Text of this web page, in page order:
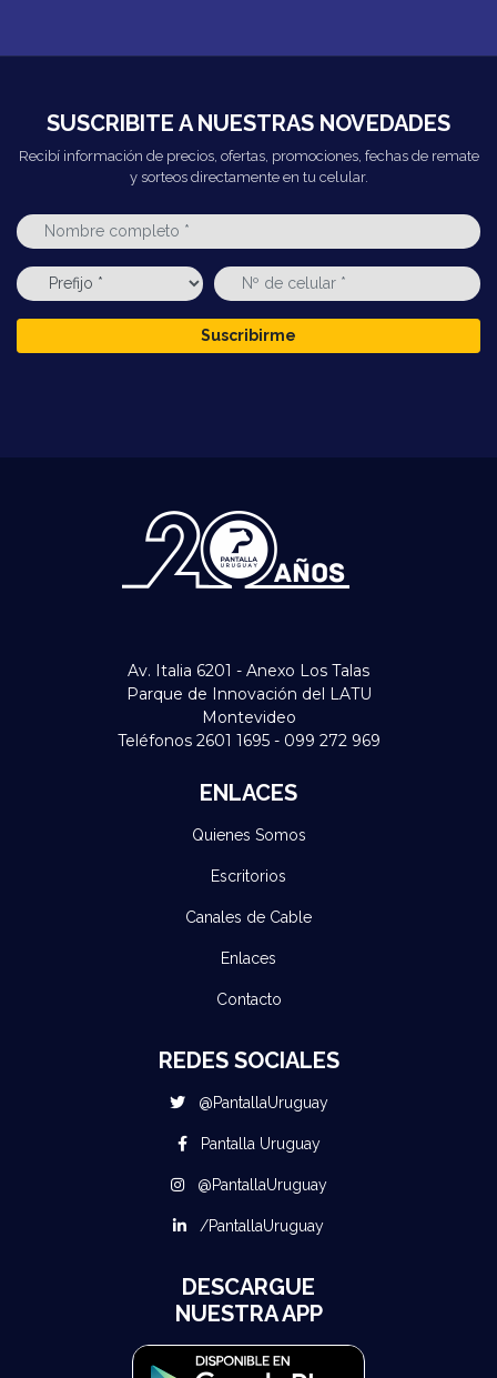
SUSCRIBITE A NUESTRAS NOVEDADES
Recibí información de precios, ofertas, promociones, fechas de remate
y sorteos directamente en tu celular.
Suscribirme
Av. Italia 6201 - Anexo Los Talas
Parque de Innovación del LATU
Montevideo
Teléfonos 2601 1695 - 099 272 969
ENLACES
Quienes Somos
Escritorios
Canales de Cable
Enlaces
Contacto
REDES SOCIALES
@PantallaUruguay
Pantalla Uruguay
@PantallaUruguay
/PantallaUruguay
DESCARGUE
NUESTRA APP